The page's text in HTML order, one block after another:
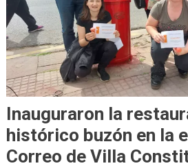
Inauguraron la
histórico buzón en la
Correo de Villa